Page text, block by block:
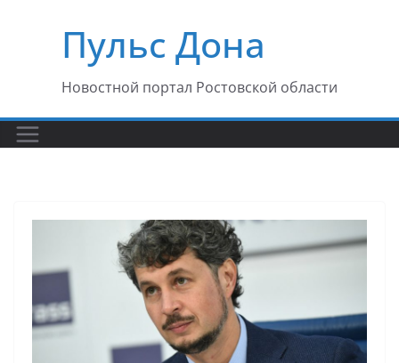
содержимомуПульс Дона
Новостной портал Ростовской области